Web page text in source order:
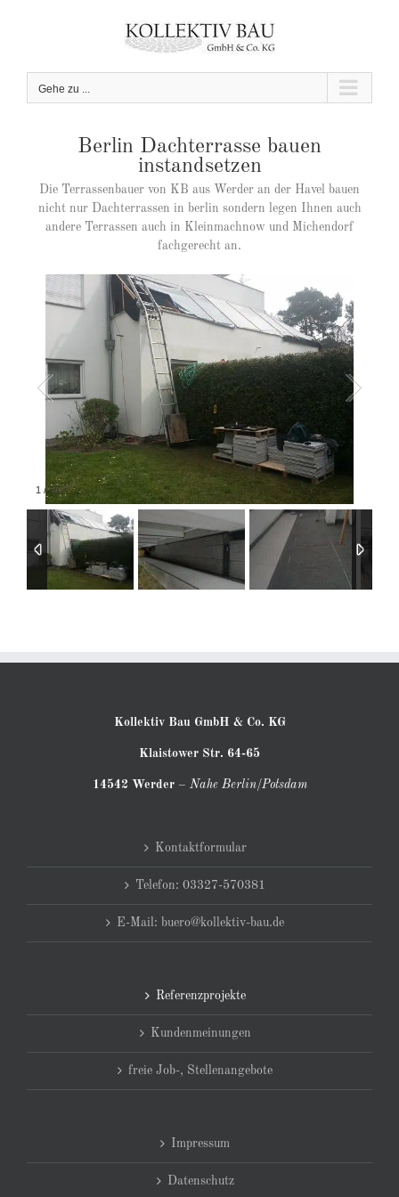
Gehe zu ...
Berlin Dachterrasse bauen
instandsetzen
Die Terrassenbauer von KB aus Werder an der Havel bauen
nicht nur Dachterrassen in berlin sondern legen Ihnen auch
andere Terrassen auch in Kleinmachnow und Michendorf
fachgerecht an.
1 /15
Kollektiv Bau GmbH & Co. KG
Klaistower Str. 64-65
14542 Werder– Nahe Berlin/Potsdam
Kontaktformular
Telefon: 03327-570381
E-Mail: buero@kollektiv-bau.de
Referenzprojekte
Kundenmeinungen
freie Job-, Stellenangebote
Impressum
Datenschutz